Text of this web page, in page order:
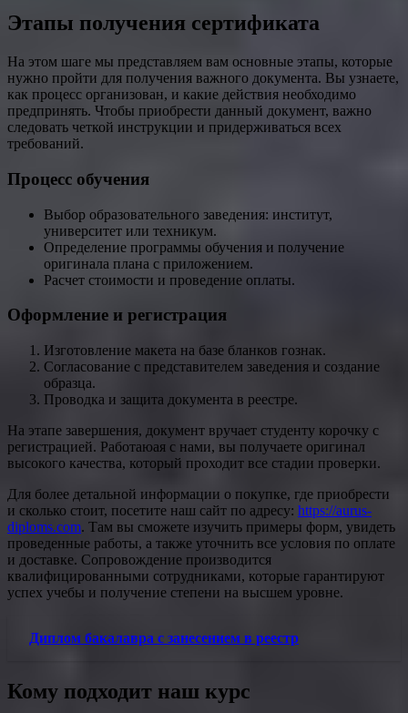
Этапы получения сертификата
На этом шаге мы представляем вам основные этапы, которые
нужно пройти для получения важного документа. Вы узнаете,
как процесс организован, и какие действия необходимо
предпринять. Чтобы приобрести данный документ, важно
следовать четкой инструкции и придерживаться всех
требований.
Процесс обучения
Выбор образовательного заведения: институт,
университет или техникум.
Определение программы обучения и получение
оригинала плана с приложением.
Расчет стоимости и проведение оплаты.
Оформление и регистрация
Изготовление макета на базе бланков гознак.
Согласование с представителем заведения и создание
образца.
Проводка и защита документа в реестре.
На этапе завершения, документ вручает студенту корочку с
регистрацией. Работаюая с нами, вы получаете оригинал
высокого качества, который проходит все стадии проверки.
Для более детальной информации о покупке, где приобрести
и сколько стоит, посетите наш сайт по адресу: https://aurus-
diploms.com. Там вы сможете изучить примеры форм, увидеть
проведенные работы, а также уточнить все условия по оплате
и доставке. Сопровождение производится
квалифицированными сотрудниками, которые гарантируют
успех учебы и получение степени на высшем уровне.
Диплом бакалавра с занесением в реестр
Кому подходит наш курс